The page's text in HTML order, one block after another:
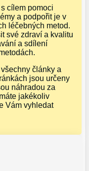
cílem pomoci
a podpořit je v
léčebných metod.
své zdraví a kvalitu
a sdílení
články a
jsou určeny
náhradou za
jakékoliv
Vám vyhledat